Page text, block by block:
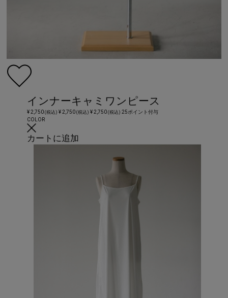
インナーキャミワンピース
¥ 2,750(税込) ¥ 2,750(税込) ¥ 2,750(税込) 25ポイント付与
COLOR
カートに追加